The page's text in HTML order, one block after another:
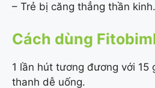
– Trẻ bị căng thẳng thần kinh.
Cách dùng
1 lần hút tương đương với 15
thanh dễ uống.